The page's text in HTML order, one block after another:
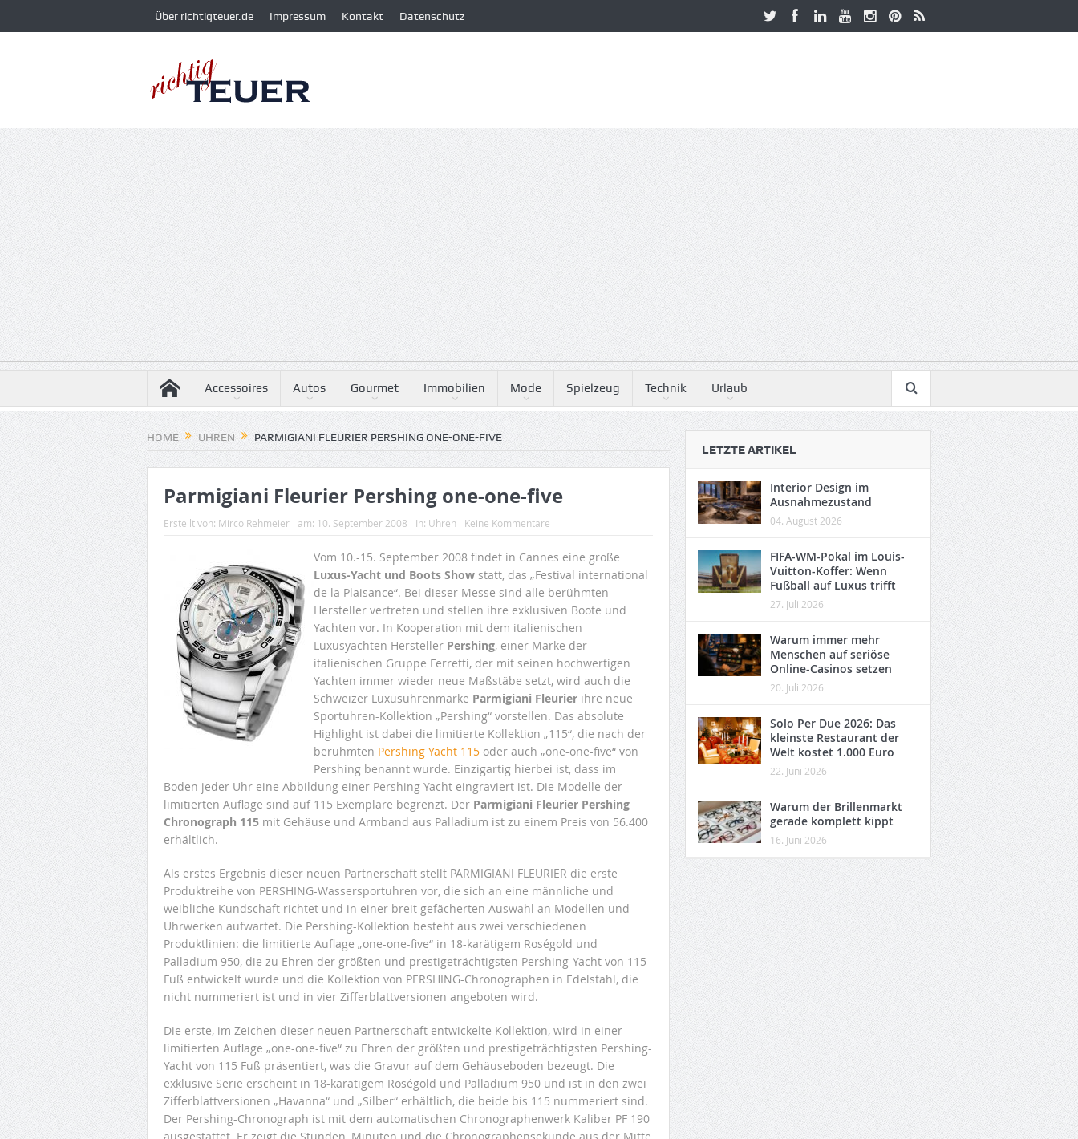
Über richtigteuer.de Impressum Kontakt Datenschutz
Accessoires Autos Gourmet Immobilien Mode Spielzeug Technik Urlaub
HOME UHREN PARMIGIANI FLEURIER PERSHING ONE-ONE-FIVE
Parmigiani Fleurier Pershing one-one-five
Erstellt von: Mirco Rehmeier am: 10. September 2008 In: Uhren Keine Kommentare
Vom 10.-15. September 2008 findet in Cannes eine große
Luxus-Yacht und Boots Show statt, das „Festival international
de la Plaisance“. Bei dieser Messe sind alle berühmten
Hersteller vertreten und stellen ihre exklusiven Boote und
Yachten vor. In Kooperation mit dem italienischen
Luxusyachten Hersteller Pershing, einer Marke der
italienischen Gruppe Ferretti, der mit seinen hochwertigen
Yachten immer wieder neue Maßstäbe setzt, wird auch die
Schweizer Luxusuhrenmarke Parmigiani Fleurier ihre neue
Sportuhren-Kollektion „Pershing“ vorstellen. Das absolute
Highlight ist dabei die limitierte Kollektion „115“, die nach der
berühmten Pershing Yacht 115 oder auch „one-one-five“ von
Pershing benannt wurde. Einzigartig hierbei ist, dass im
Boden jeder Uhr eine Abbildung einer Pershing Yacht eingraviert ist. Die Modelle der
limitierten Auflage sind auf 115 Exemplare begrenzt. Der Parmigiani Fleurier Pershing
Chronograph 115 mit Gehäuse und Armband aus Palladium ist zu einem Preis von 56.400
erhältlich.
Als erstes Ergebnis dieser neuen Partnerschaft stellt PARMIGIANI FLEURIER die erste
Produktreihe von PERSHING-Wassersportuhren vor, die sich an eine männliche und
weibliche Kundschaft richtet und in einer breit gefächerten Auswahl an Modellen und
Uhrwerken aufwartet. Die Pershing-Kollektion besteht aus zwei verschiedenen
Produktlinien: die limitierte Auflage „one-one-five“ in 18-karätigem Roségold und
Palladium 950, die zu Ehren der größten und prestigeträchtigsten Pershing-Yacht von 115
Fuß entwickelt wurde und die Kollektion von PERSHING-Chronographen in Edelstahl, die
nicht nummeriert ist und in vier Zifferblattversionen angeboten wird.
Die erste, im Zeichen dieser neuen Partnerschaft entwickelte Kollektion, wird in einer
limitierten Auflage „one-one-five“ zu Ehren der größten und prestigeträchtigsten Pershing-
Yacht von 115 Fuß präsentiert, was die Gravur auf dem Gehäuseboden bezeugt. Die
exklusive Serie erscheint in 18-karätigem Roségold und Palladium 950 und ist in den zwei
Zifferblattversionen „Havanna“ und „Silber“ erhältlich, die beide bis 115 nummeriert sind.
Der Pershing-Chronograph ist mit dem automatischen Chronographenwerk Kaliber PF 190
LETZTE ARTIKEL
Interior Design im
Ausnahmezustand
04. August 2026
FIFA-WM-Pokal im Louis-
Vuitton-Koffer: Wenn
Fußball auf Luxus trifft
27. Juli 2026
Warum immer mehr
Menschen auf seriöse
Online-Casinos setzen
20. Juli 2026
Solo Per Due 2026: Das
kleinste Restaurant der
Welt kostet 1.000 Euro
22. Juni 2026
Warum der Brillenmarkt
gerade komplett kippt
16. Juni 2026